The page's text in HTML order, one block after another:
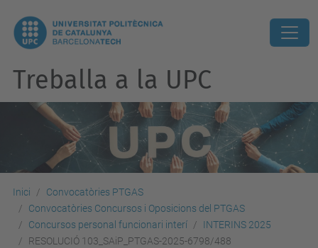
Treballa a la UPC
Inici
Convocatòries PTGAS
Convocatòries Concursos i Oposicions del PTGAS
Concursos personal funcionari interí
INTERINS 2025
RESOLUCIÓ 103_SAiP_PTGAS-2025-6798/488